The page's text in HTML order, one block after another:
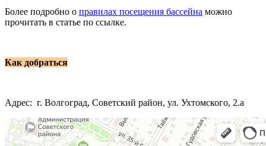
Более подробно о правилах посещения бассейна можно
прочитать в статье по ссылке.
Как добраться
Адрес: г. Волгоград, Советский район, ул. Ухтомского, 2.а